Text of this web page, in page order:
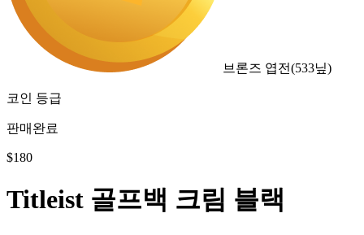
브론즈 엽전(533닢)
코인 등급
판매완료
$180
Titleist 골프백 크림 블랙